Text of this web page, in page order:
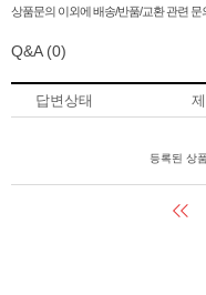
상품문의 이외에 배송/반품/교환 관련
Q&A (0)
답변상태
등록된 상